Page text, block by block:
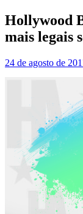
Hollywood
mais legais
24 de agosto de